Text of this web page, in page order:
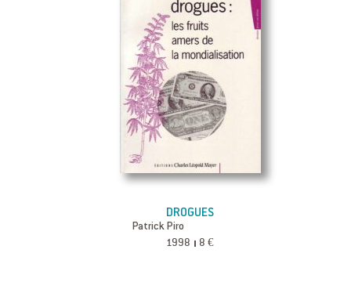
DROGUES
Patrick Piro
1998 8 €